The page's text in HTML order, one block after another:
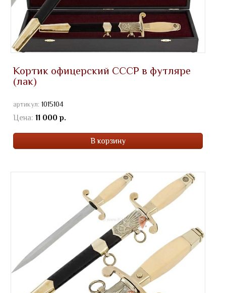
Кортик офицерский СССР в футляре
(лак)
артикул: 1015104
Цена: 11 000 р.
В корзину